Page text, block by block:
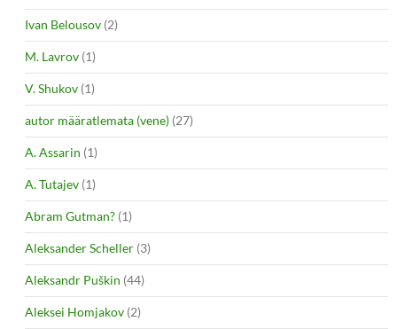
Ivan Belousov (2)
M. Lavrov (1)
V. Shukov (1)
autor määratlemata (vene) (27)
A. Assarin (1)
A. Tutajev (1)
Abram Gutman? (1)
Aleksander Scheller (3)
Aleksandr Puškin (44)
Aleksei Homjakov (2)